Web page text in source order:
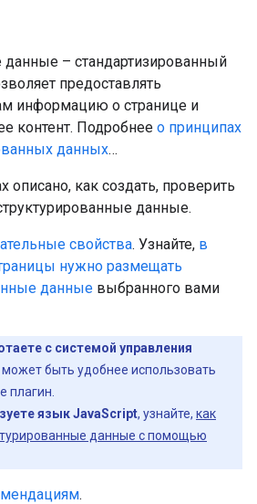
данные – стандартизированный
предоставлять
информацию о странице и
контент. Подробнее о принципах
данных…
описано, как создать, проверить
данные.
свойства. Узнайте, в
нужно размещать
данные выбранного вами
с системой управления
быть удобнее использовать
плагин.
язык JavaScript, узнайте, как
данные с помощью
.